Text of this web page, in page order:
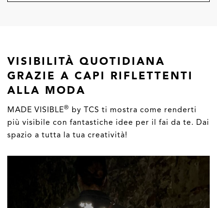
VISIBILITÀ QUOTIDIANA
GRAZIE A CAPI RIFLETTENTI
ALLA MODA
MADE VISIBLE® by TCS ti mostra come renderti
più visibile con fantastiche idee per il fai da te. Dai
spazio a tutta la tua creatività!